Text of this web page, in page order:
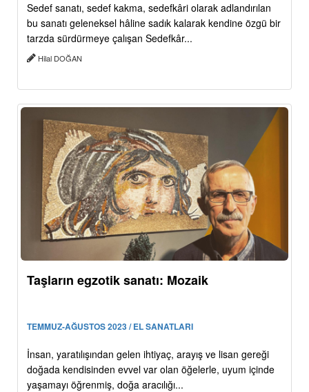
Sedef sanatı, sedef kakma, sedefkâri olarak adlandırılan
bu sanatı geleneksel hâline sadık kalarak kendine özgü bir
tarzda sürdürmeye çalışan Sedefkâr...
Hilal DOĞAN
Taşların egzotik sanatı: Mozaik
TEMMUZ-AĞUSTOS 2023 / EL SANATLARI
İnsan, yaratılışından gelen ihtiyaç, arayış ve lisan gereği
doğada kendisinden evvel var olan öğelerle, uyum içinde
yaşamayı öğrenmiş, doğa aracılığı...